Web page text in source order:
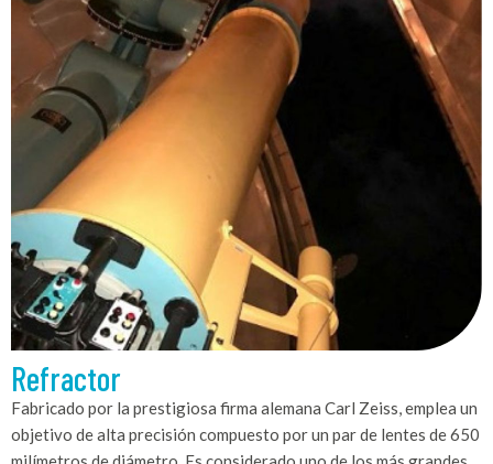
Refractor
Fabricado por la prestigiosa firma alemana Carl Zeiss, emplea un
objetivo de alta precisión compuesto por un par de lentes de 650